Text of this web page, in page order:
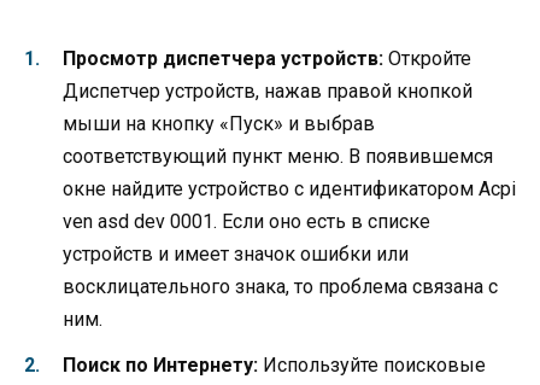
Просмотр диспетчера устройств: Откройте
Диспетчер устройств, нажав правой кнопкой
мыши на кнопку «Пуск» и выбрав
соответствующий пункт меню. В появившемся
окне найдите устройство с идентификатором Acpi
ven asd dev 0001. Если оно есть в списке
устройств и имеет значок ошибки или
восклицательного знака, то проблема связана с
ним.
Поиск по Интернету: Используйте поисковые